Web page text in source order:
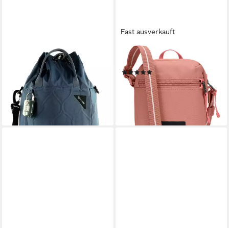
Umhängetasche Travelsafe
109,90 € UVP 179,90 €
-39%
lieferbar - in 2-3 Werktagen bei dir
Fast ausverkauft
PACSAFE
Umhängetasche Go
(2)
46,65 € UVP54,90 €
lieferbar - in 2-3 Werktagen bei dir